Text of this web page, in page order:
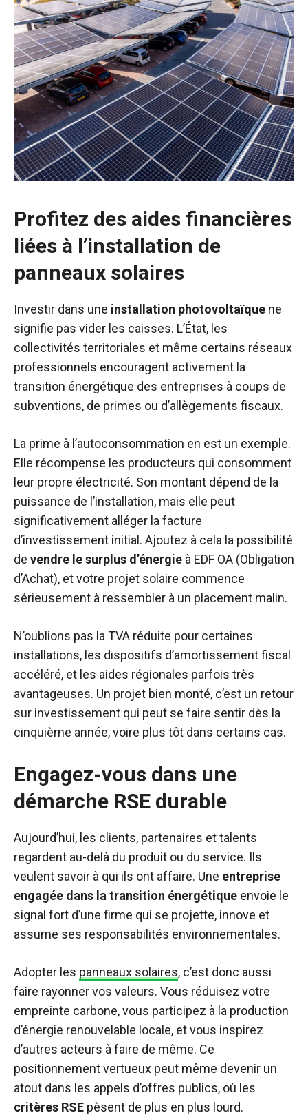
Profitez des aides financières
liées à l’installation de
panneaux solaires
Investir dans une installation photovoltaïque ne
signifie pas vider les caisses. L’État, les
collectivités territoriales et même certains réseaux
professionnels encouragent activement la
transition énergétique des entreprises à coups de
subventions, de primes ou d’allègements fiscaux.
La prime à l’autoconsommation en est un exemple.
Elle récompense les producteurs qui consomment
leur propre électricité. Son montant dépend de la
puissance de l’installation, mais elle peut
significativement alléger la facture
d’investissement initial. Ajoutez à cela la possibilité
de vendre le surplus d’énergie à EDF OA (Obligation
d’Achat), et votre projet solaire commence
sérieusement à ressembler à un placement malin.
N’oublions pas la TVA réduite pour certaines
installations, les dispositifs d’amortissement fiscal
accéléré, et les aides régionales parfois très
avantageuses. Un projet bien monté, c’est un retour
sur investissement qui peut se faire sentir dès la
cinquième année, voire plus tôt dans certains cas.
Engagez-vous dans une
démarche RSE durable
Aujourd’hui, les clients, partenaires et talents
regardent au-delà du produit ou du service. Ils
veulent savoir à qui ils ont affaire. Une entreprise
engagée dans la transition énergétique envoie le
signal fort d’une firme qui se projette, innove et
assume ses responsabilités environnementales.
Adopter les panneaux solaires, c’est donc aussi
faire rayonner vos valeurs. Vous réduisez votre
empreinte carbone, vous participez à la production
d’énergie renouvelable locale, et vous inspirez
d’autres acteurs à faire de même. Ce
positionnement vertueux peut même devenir un
atout dans les appels d’offres publics, où les
critères RSE pèsent de plus en plus lourd.